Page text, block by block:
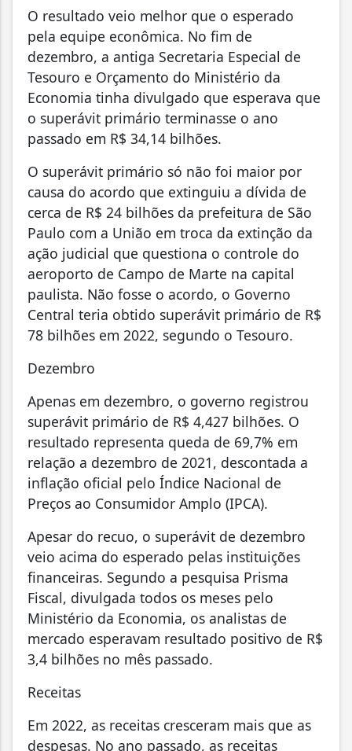
O resultado veio melhor que o esperado
pela equipe econômica. No fim de
dezembro, a antiga Secretaria Especial de
Tesouro e Orçamento do Ministério da
Economia tinha divulgado que esperava que
o superávit primário terminasse o ano
passado em R$ 34,14 bilhões.
O superávit primário só não foi maior por
causa do acordo que extinguiu a dívida de
cerca de R$ 24 bilhões da prefeitura de São
Paulo com a União em troca da extinção da
ação judicial que questiona o controle do
aeroporto de Campo de Marte na capital
paulista. Não fosse o acordo, o Governo
Central teria obtido superávit primário de R$
78 bilhões em 2022, segundo o Tesouro.
Dezembro
Apenas em dezembro, o governo registrou
superávit primário de R$ 4,427 bilhões. O
resultado representa queda de 69,7% em
relação a dezembro de 2021, descontada a
inflação oficial pelo Índice Nacional de
Preços ao Consumidor Amplo (IPCA).
Apesar do recuo, o superávit de dezembro
veio acima do esperado pelas instituições
financeiras. Segundo a pesquisa Prisma
Fiscal, divulgada todos os meses pelo
Ministério da Economia, os analistas de
mercado esperavam resultado positivo de R$
3,4 bilhões no mês passado.
Receitas
Em 2022, as receitas cresceram mais que as
despesas. No ano passado, as receitas